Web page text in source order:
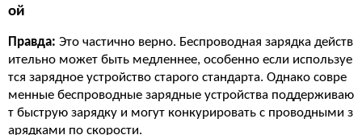
ой
Правда: Это частично верно. Беспроводная зарядка действ
ительно может быть медленнее, особенно если используе
тся зарядное устройство старого стандарта. Однако совре
менные беспроводные зарядные устройства поддерживаю
т быструю зарядку и могут конкурировать с проводными з
арядками по скорости.